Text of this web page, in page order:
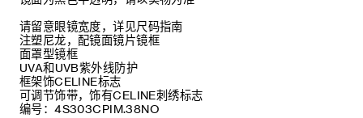
请留意眼镜宽度，详见尺码指南
注塑尼龙，配镜面镜片镜框
面罩型镜框
UVA和UVB紫外线防护
框架饰CELINE标志
可调节饰带，饰有CELINE刺绣标志
编号：4S303CPIM.38NO